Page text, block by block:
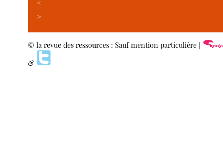
<
>
© la revue des ressources : Sauf mention particulière |
&